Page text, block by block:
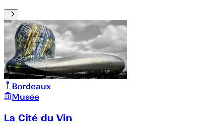
Bordeaux
Musée
La Cité du Vin